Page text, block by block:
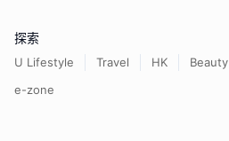
探索
U Lifestyle Travel HK Beauty
e-zone